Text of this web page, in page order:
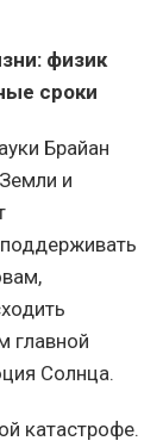
физик
сроки
Брайан
и
главной
Солнца.
катастрофе.